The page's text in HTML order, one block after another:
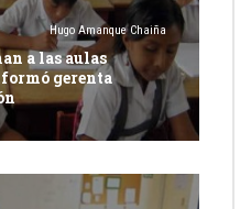
Hugo Amanque Chaiña
a las aulas
gerenta